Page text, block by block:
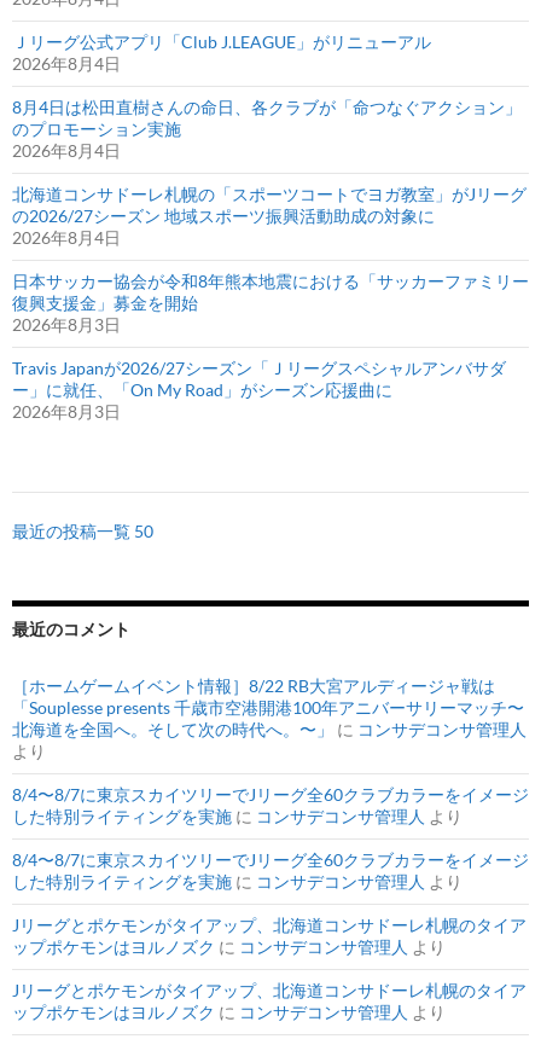
Ｊリーグ公式アプリ「Club J.LEAGUE」がリニューアル
2026年8月4日
8月4日は松田直樹さんの命日、各クラブが「命つなぐアクション」
のプロモーション実施
2026年8月4日
北海道コンサドーレ札幌の「スポーツコートでヨガ教室」がJリーグ
の2026/27シーズン 地域スポーツ振興活動助成の対象に
2026年8月4日
日本サッカー協会が令和8年熊本地震における「サッカーファミリー
復興支援金」募金を開始
2026年8月3日
Travis Japanが2026/27シーズン「Ｊリーグスペシャルアンバサダ
ー」に就任、「On My Road」がシーズン応援曲に
2026年8月3日
最近の投稿一覧 50
最近のコメント
［ホームゲームイベント情報］8/22 RB大宮アルディージャ戦は
「Souplesse presents 千歳市空港開港100年アニバーサリーマッチ〜
北海道を全国へ。そして次の時代へ。〜」
に コンサデコンサ管理人
より
8/4〜8/7に東京スカイツリーでJリーグ全60クラブカラーをイメージ
した特別ライティングを実施 に コンサデコンサ管理人 より
8/4〜8/7に東京スカイツリーでJリーグ全60クラブカラーをイメージ
した特別ライティングを実施 に コンサデコンサ管理人 より
Jリーグとポケモンがタイアップ、北海道コンサドーレ札幌のタイア
ップポケモンはヨルノズク に コンサデコンサ管理人 より
Jリーグとポケモンがタイアップ、北海道コンサドーレ札幌のタイア
ップポケモンはヨルノズク に コンサデコンサ管理人 より